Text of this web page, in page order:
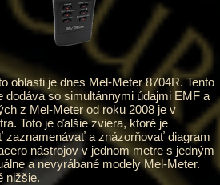
je dnes Mel-Meter 8704R. Tento
so simultánnymi údajmi EMF a
z Mel-Meter od roku 2008 je v
Toto je ďalšie zviera, ktoré je
zaznamenávať a znázorňovať diagram
nástrojov v jednom metre s jedným
a nevyrábané modely Mel-Meter.
nižšie.